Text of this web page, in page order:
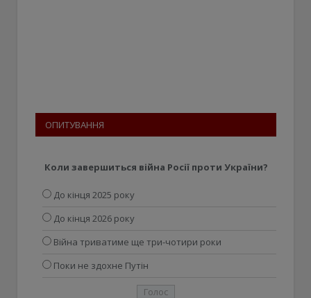
ОПИТУВАННЯ
Коли завершиться війна Росії проти України?
До кінця 2025 року
До кінця 2026 року
Війна триватиме ще три-чотири роки
Поки не здохне Путін